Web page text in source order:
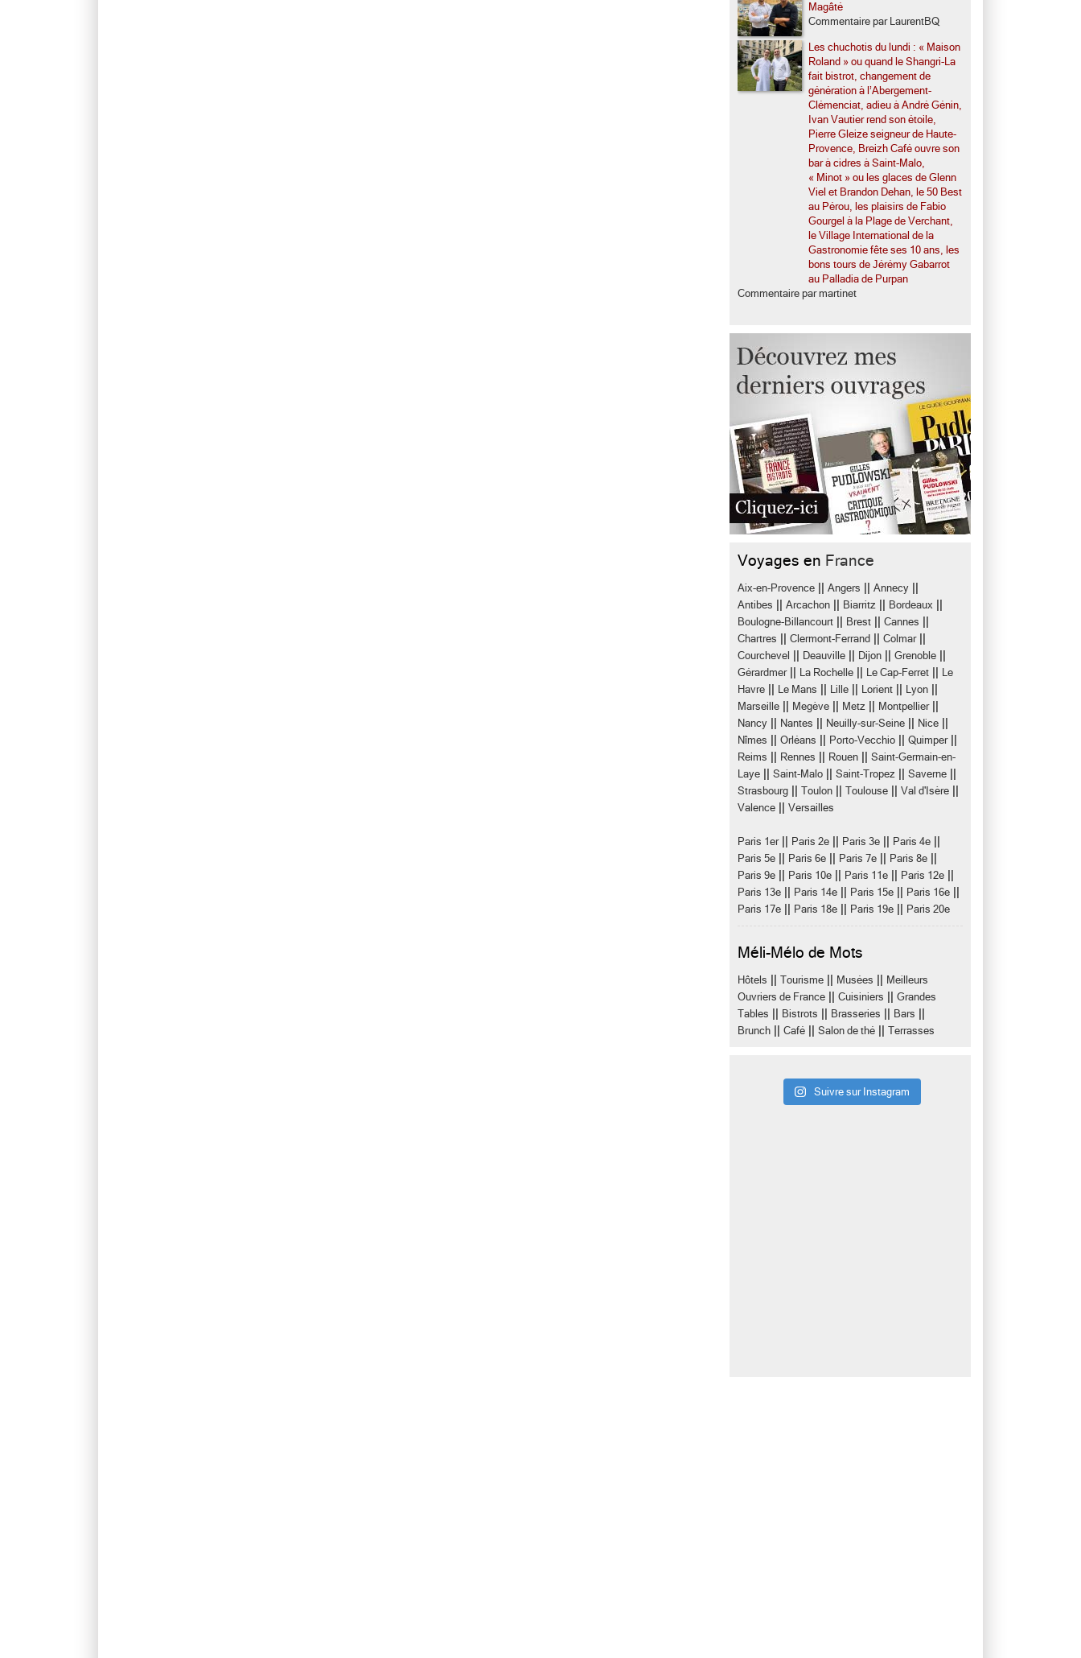
Magâté
Commentaire par LaurentBQ
Les chuchotis du lundi : « Maison
Roland » ou quand le Shangri-La
fait bistrot, changement de
génération à l’Abergement-
Clémenciat, adieu à André Génin,
Ivan Vautier rend son étoile,
Pierre Gleize seigneur de Haute-
Provence, Breizh Café ouvre son
bar à cidres à Saint-Malo,
« Minot » ou les glaces de Glenn
Viel et Brandon Dehan, le 50 Best
au Pérou, les plaisirs de Fabio
Gourgel à la Plage de Verchant,
le Village International de la
Gastronomie fête ses 10 ans, les
bons tours de Jérémy Gabarrot
au Palladia de Purpan
Commentaire par martinet
Voyages en France
Aix-en-Provence Angers Annecy
Antibes Arcachon Biarritz Bordeaux
Boulogne-Billancourt Brest Cannes
Chartres Clermont-Ferrand Colmar||
Courchevel Deauville Dijon Grenoble
Gérardmer|| La Rochelle Le Cap-Ferret
Le
Havre
Le Mans Lille Lorient Lyon
Marseille Megève Metz Montpellier||
Nancy Nantes Neuilly-sur-Seine Nice
Nîmes Orléans Porto-Vecchio Quimper||
Reims Rennes Rouen
Saint-Germain-en-
Laye
Saint-Malo Saint-Tropez Saverne
Strasbourg Toulon Toulouse Val d'Isère
Valence Versailles
Paris 1er|| Paris 2e Paris 3e Paris 4e
Paris 5e Paris 6e Paris 7e Paris 8e
Paris 9e Paris 10e Paris 11e Paris 12e
Paris 13e Paris 14e Paris 15e Paris 16e
Paris 17e Paris 18e Paris 19e Paris 20e
Méli-Mélo de Mots
Hôtels Tourisme Musées
Meilleurs
Ouvriers de France
Cuisiniers
Grandes
Tables
Bistrots Brasseries Bars
Brunch Café Salon de thé Terrasses
Suivre sur Instagram